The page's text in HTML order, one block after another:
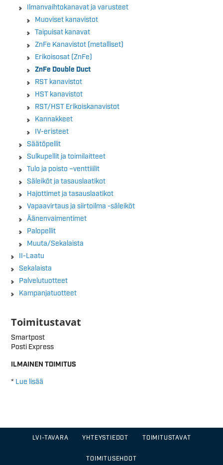
Ilmanvaihtokanavat ja varusteet
Muoviset kanavistot
Taipuisat kanavat
ZnFe Kanavistot (metalliset)
Erikoisosat (ZnFe)
ZnFe Double Duct
RST kanavistot
HST kanavistot
RST/HST Erikoiskanavistot
Kannakkeet
IV-eristeet
Säätöpellit
Sulkupellit ja toimilaitteet
Tulo ja poisto –venttiiilit
Säleiköt ja tasauslaatikot
Hajottimet ja tasauslaatikot
Vapaavirtaus ja siirtoilma -säleiköt
Äänenvaimentimet
Palopellit
Muuta/Sekalaista
II-Laatu
Sekalaista
Palvelutuotteet
Kampanjatuotteet
Toimitustavat
Smartpost
Posti Express
ILMAINEN TOIMITUS
* Lue lisää
LVI-TAVARA YHTEYSTIEDOT TOIMITUSTAVAT
TOIMITUSEHDOT